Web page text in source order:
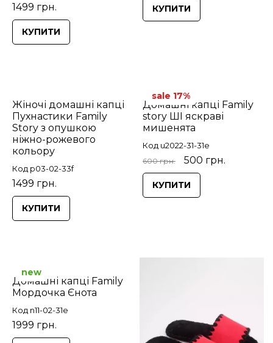
1499 грн.
КУПИТИ
КУПИТИ
Жіночі домашні капці
Пухнастики Family
Story з опушкою
ніжно-рожевого
кольору
Код p03-02-33f
1499 грн.
КУПИТИ
Домашні капці Family
story ШІ яскраві
мишенята
Код u2022-31-31e
600 грн. 500 грн.
sale 17%
КУПИТИ
Домашні капці Family
Мордочка Єнота
Код n11-02-31e
1999 грн.
new